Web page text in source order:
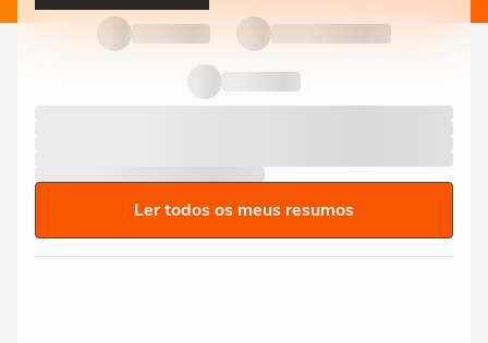
Ler todos os meus resumos